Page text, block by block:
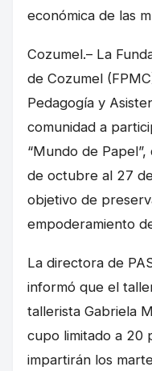
económica de las
Cozumel.– La
de Cozumel
Pedagogía y
comunidad a
“Mundo de
de octubre al 27
objetivo de
empoderamiento
La directora de
informó que el
tallerista Gabriela
cupo limitado a 20
impartirán los